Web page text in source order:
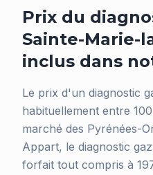
Prix du
Sainte-Marie-
inclus dans
Le prix d'un diagnostic
habituellement entre
marché des Pyrénées-
Appart, le diagnostic
forfait tout compris à